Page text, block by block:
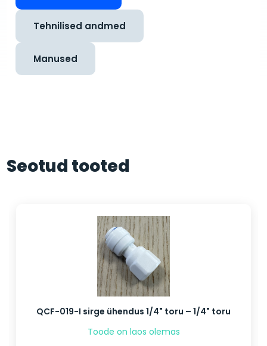
Tehnilised andmed
Manused
Seotud tooted
QCF-019-I sirge ühendus 1/4" toru – 1/4" toru
Toode on laos olemas